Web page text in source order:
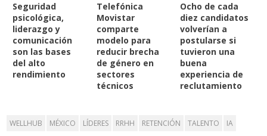
Seguridad
psicológica,
liderazgo y
comunicación
son las bases
del alto
rendimiento
Telefónica
Movistar
comparte
modelo para
reducir brecha
de género en
sectores
técnicos
Ocho de cada
diez candidatos
volverían a
postularse si
tuvieron una
buena
experiencia de
reclutamiento
WELLHUB MÉXICO LÍDERES RRHH RETENCIÓN TALENTO IA